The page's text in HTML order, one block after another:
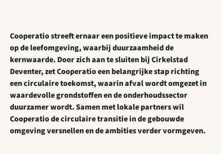
Cooperatio streeft ernaar een positieve impact te maken
op de leefomgeving, waarbij duurzaamheid de
kernwaarde. Door zich aan te sluiten bij Cirkelstad
Deventer, zet Cooperatio een belangrijke stap richting
een circulaire toekomst, waarin afval wordt omgezet in
waardevolle grondstoffen en de onderhoudssector
duurzamer wordt. Samen met lokale partners wil
Cooperatio de circulaire transitie in de gebouwde
omgeving versnellen en de ambities verder vormgeven.